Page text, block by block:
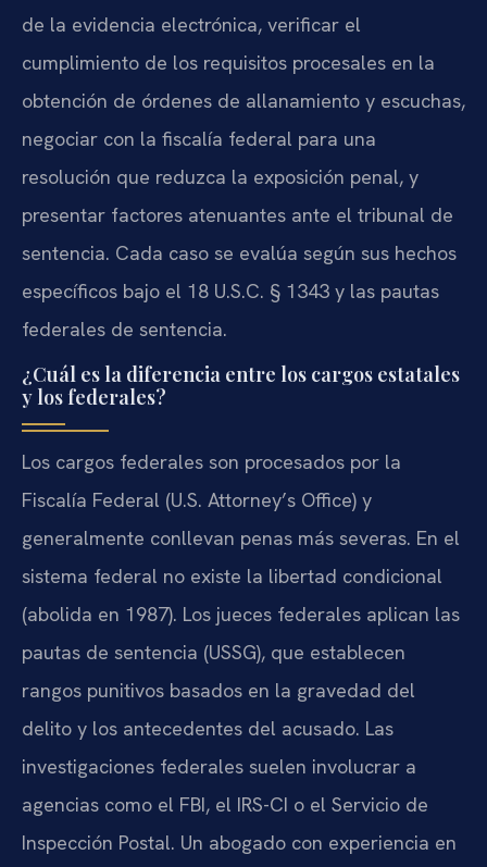
de la evidencia electrónica, verificar el
cumplimiento de los requisitos procesales en la
obtención de órdenes de allanamiento y escuchas,
negociar con la fiscalía federal para una
resolución que reduzca la exposición penal, y
presentar factores atenuantes ante el tribunal de
sentencia. Cada caso se evalúa según sus hechos
específicos bajo el 18 U.S.C. § 1343 y las pautas
federales de sentencia.
¿Cuál es la diferencia entre los cargos estatales
y los federales?
Los cargos federales son procesados por la
Fiscalía Federal (U.S. Attorney’s Office) y
generalmente conllevan penas más severas. En el
sistema federal no existe la libertad condicional
(abolida en 1987). Los jueces federales aplican las
pautas de sentencia (USSG), que establecen
rangos punitivos basados en la gravedad del
delito y los antecedentes del acusado. Las
investigaciones federales suelen involucrar a
agencias como el FBI, el IRS-CI o el Servicio de
Inspección Postal. Un abogado con experiencia en